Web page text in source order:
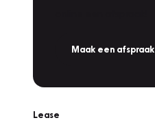
Maak een afspraak
Lease